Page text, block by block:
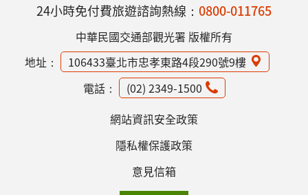
24小時免付費旅遊諮詢熱線： 0800-011765
中華民國交通部觀光署 版權所有
地址：
106433臺北市忠孝東路4段290號9樓
電話：
(02) 2349-1500
網站資訊安全政策
隱私權保護政策
意見信箱